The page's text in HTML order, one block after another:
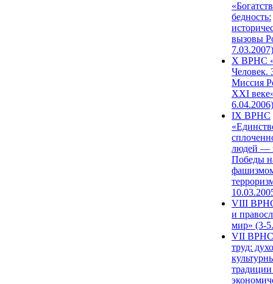
бедность:
вызовы
7.03.2007)
X ВРНС
Человек.
Миссия
XXI
6.04.2006)
IX ВРНС
людей —
Победы
VIII
и
мир» (3-
VII ВРНС
труд: